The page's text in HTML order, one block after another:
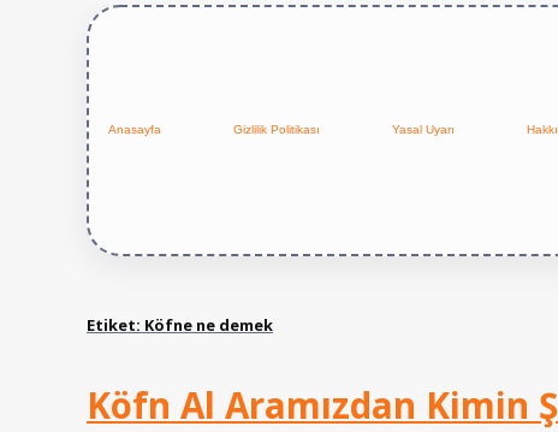
Anasayfa Gizlilik Politikası Yasal Uyarı
Etiket: Köfne ne demek
Köfn Al Aramızdan Kimin